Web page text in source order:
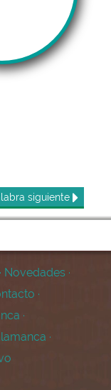
siguiente
· Novedades ·
·
·
·